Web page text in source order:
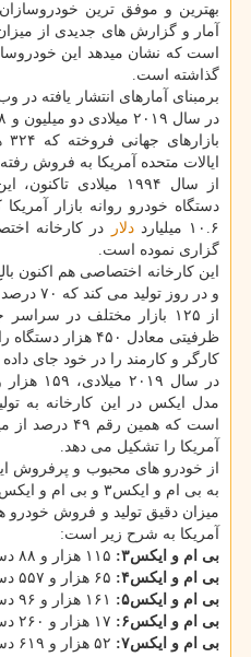
بهترین و موفق ترین
آمار و گزارش های جدیدی از
است كه نشان میدهد این
گذاشته است.
در سال ۲۰۱۹ میلادی دو میلیون و ۱۶۸ هزار و ۵۱۶
بازارهای جهانی فروخته كه ۳۲۴ هزار و ۸۲۶ دستگاه آن در
ایالات متحده آمریكا به فروش
دستگاه خودرو روانه بازار
۱۰.۶ میلیارد
دلار
در كارخانه
گزاری نموده است.
و در روز
از ۱۲۵ بازار مختلف در
كارگر و كارمند را در خود جای
مدل ایكس در این كارخانه به
است كه همین
آمریكا را تشكیل می دهد.
از خودرو های محبوب و پرفروش
به بی ام و ایكس۳ و بی ام و ایكس۵ اشاره نمود.
میزان دقیق تولید و فروش خودرو
آمریكا به شرح زیر است:
بی ام و ایكس۳:
۱۱۵ هزار و ۸۸ دستگاه
بی ام و ایكس۴:
۶۵ هزار و ۵۵۷ دستگاه
بی ام و ایكس۵:
۱۶۱ هزار و ۹۶ دستگاه
بی ام و ایكس۶:
۱۷ هزار و ۲۶۰ دستگاه
بی ام و ایكس۷:
۵۲ هزار و ۶۱۹ دستگاه